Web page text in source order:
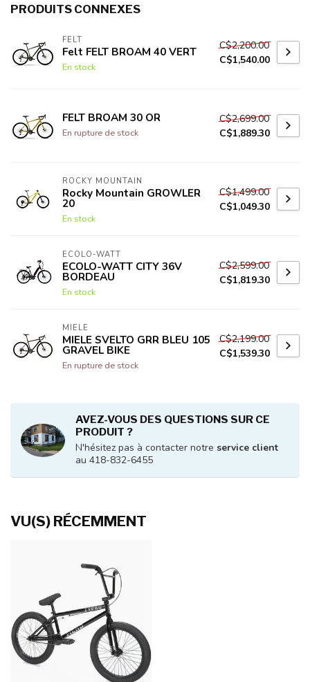
PRODUITS CONNEXES
FELT
Felt FELT BROAM 40 VERT
En stock
C$2,200.00
C$1,540.00
FELT BROAM 30 OR
En rupture de stock
C$2,699.00
C$1,889.30
ROCKY MOUNTAIN
Rocky Mountain GROWLER
20
En stock
C$1,499.00
C$1,049.30
ECOLO-WATT
ECOLO-WATT CITY 36V
BORDEAU
En stock
C$2,599.00
C$1,819.30
MIELE
MIELE SVELTO GRR BLEU 105
GRAVEL BIKE
En rupture de stock
C$2,199.00
C$1,539.30
AVEZ-VOUS DES QUESTIONS SUR CE
PRODUIT ?
N'hésitez pas à contacter notre service client
au 418-832-6455
VU(S) RÉCEMMENT